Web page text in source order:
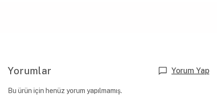
Yorumlar Yorum Yap
Bu ürün için henüz yorum yapılmamış.